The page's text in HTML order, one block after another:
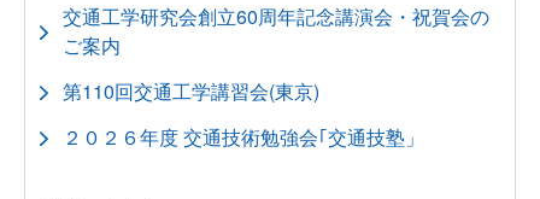
交通工学研究会創立60周年記念講演会・祝賀会の
ご案内
第110回交通工学講習会(東京)
２０２６年度 交通技術勉強会｢交通技塾」